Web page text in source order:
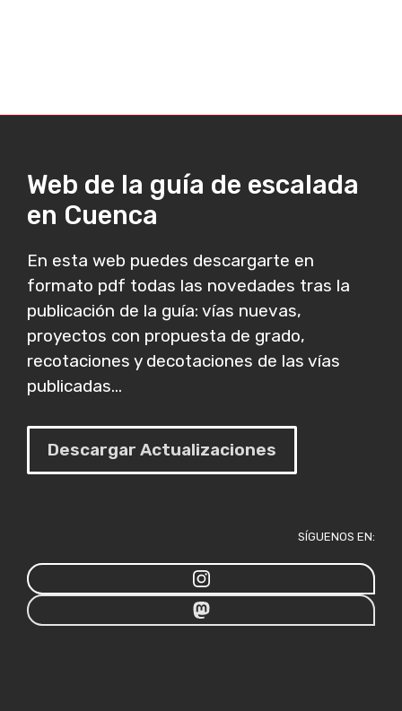
Web de la guía de escalada
en Cuenca
En esta web puedes descargarte en
formato pdf todas las novedades tras la
publicación de la guía: vías nuevas,
proyectos con propuesta de grado,
recotaciones y decotaciones de las vías
publicadas...
Descargar Actualizaciones
SÍGUENOS EN: